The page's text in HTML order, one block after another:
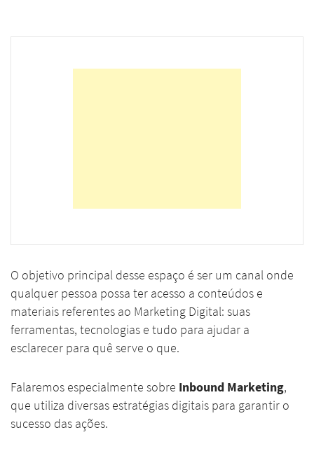
O objetivo principal desse espaço é ser um canal onde
qualquer pessoa possa ter acesso a conteúdos e
materiais referentes ao Marketing Digital: suas
ferramentas, tecnologias e tudo para ajudar a
esclarecer para quê serve o que.
Falaremos especialmente sobre Inbound Marketing,
que utiliza diversas estratégias digitais para garantir o
sucesso das ações.